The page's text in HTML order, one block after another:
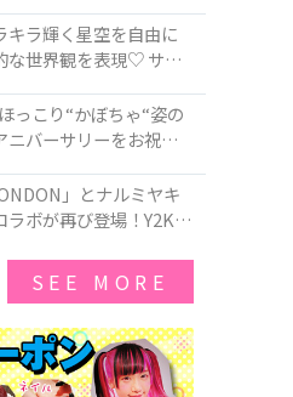
キラ輝く星空を自由に
な世界観を表現♡ サマ
リーイヤー』を記念し
登場
っこり“かぼちゃ“姿の
ニバーサリーをお祝い
pot CAFE.では「かぼち
レート」も登場
」とナルミヤキ
ラボが再び登場！Y2Kム
SEE MORE